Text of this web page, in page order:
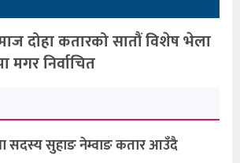
दोहा कतारको सातौं विशेष भेला
मगर निर्वाचित
सदस्य सुहाङ नेम्वाङ कतार आउँदै